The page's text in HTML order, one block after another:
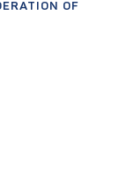
OF